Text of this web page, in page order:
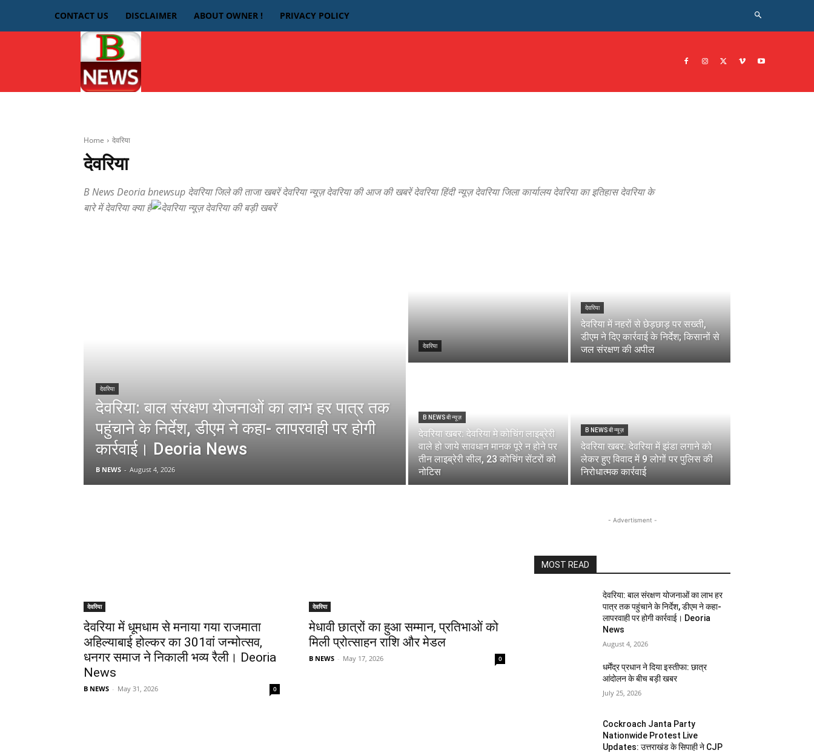
CONTACT US DISCLAIMER ABOUT OWNER ! PRIVACY POLICY
JOB नोकरी सरकारी योजना
Home देवरिया
देवरिया
B News Deoria bnewsup देवरिया जिले की ताजा खबरें देवरिया न्यूज़ देवरिया की आज की खबरें देवरिया हिंदी न्यूज़ देवरिया जिला कार्यालय देवरिया का इतिहास देवरिया के
बारे में देवरिया क्या है
देवरिया
देवरिया: बाल संरक्षण योजनाओं का लाभ हर पात्र तक
पहुंचाने के निर्देश, डीएम ने कहा- लापरवाही पर होगी
कार्रवाई। Deoria News
B NEWS - August 4, 2026
देवरिया
देवरिया
देवरिया में नहरों से छेड़छाड़ पर सख्ती,
डीएम ने दिए कार्रवाई के निर्देश; किसानों से
जल संरक्षण की अपील
B NEWS बी न्यूज़
देवरिया खबर: देवरिया मे कोचिंग लाइब्रेरी
वाले हो जाये सावधान मानक पूरे न होने पर
तीन लाइब्रेरी सील, 23 कोचिंग सेंटरों को
नोटिस
B NEWS बी न्यूज़
देवरिया खबर: देवरिया में झंडा लगाने को
लेकर हुए विवाद में 9 लोगों पर पुलिस की
निरोधात्मक कार्रवाई
देवरिया
देवरिया में धूमधाम से मनाया गया राजमाता
अहिल्याबाई होल्कर का 301वां जन्मोत्सव,
धनगर समाज ने निकाली भव्य रैली। Deoria
News
B NEWS - May 31, 2026 0
देवरिया
मेधावी छात्रों का हुआ सम्मान, प्रतिभाओं को
मिली प्रोत्साहन राशि और मेडल
B NEWS - May 17, 2026 0
- Advertisment -
MOST READ
देवरिया: बाल संरक्षण योजनाओं का लाभ हर
पात्र तक पहुंचाने के निर्देश, डीएम ने कहा-
लापरवाही पर होगी कार्रवाई। Deoria
News
August 4, 2026
धर्मेंद्र प्रधान ने दिया इस्तीफा: छात्र
आंदोलन के बीच बड़ी खबर
July 25, 2026
Cockroach Janta Party
Nationwide Protest Live
Updates: उत्तराखंड के सिपाही ने CJP